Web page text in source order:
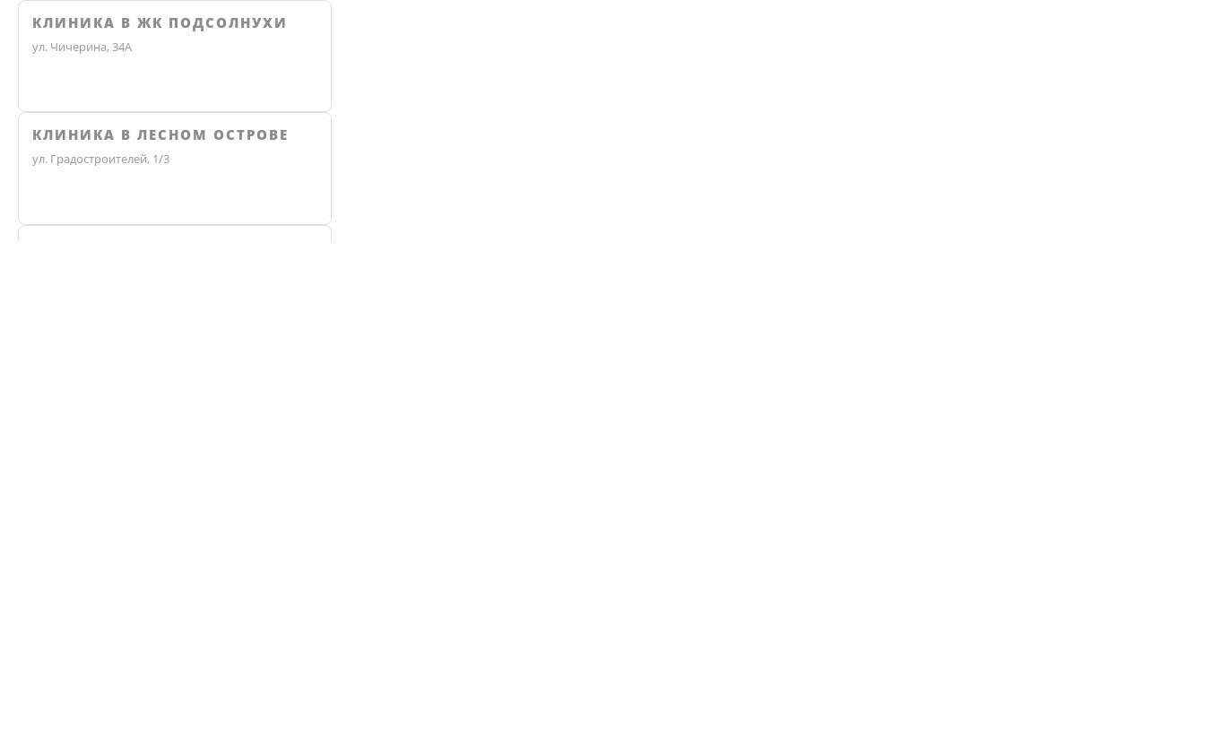
КЛИНИКА В ЖК ПОДСОЛНУХИ
ул. Чичерина, 34А
КЛИНИКА В ЛЕСНОМ ОСТРОВЕ
ул. Градостроителей, 1/3